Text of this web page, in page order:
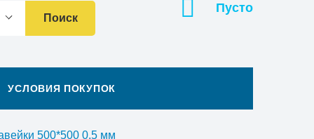
Поиск
УСЛОВИЯ ПОКУПОК
Пусто
500*500 0,5 мм